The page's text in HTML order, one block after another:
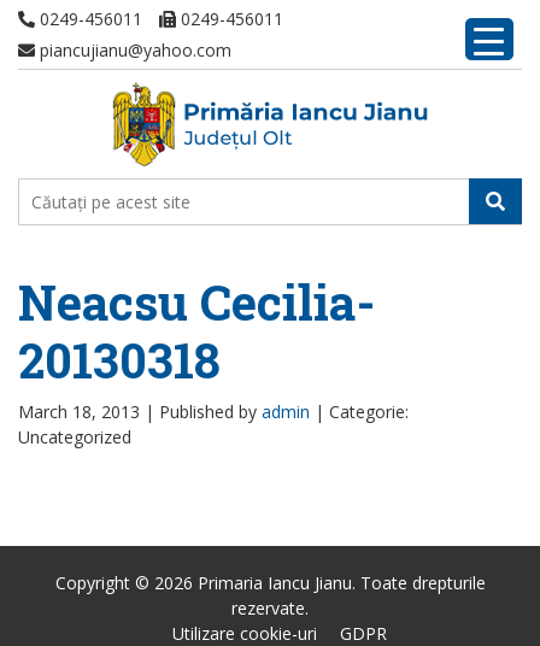
0249-456011
0249-456011
piancujianu@yahoo.com
Neacsu Cecilia-
20130318
March 18, 2013 | Published by admin | Categorie:
Uncategorized
Copyright © 2026 Primaria Iancu Jianu. Toate drepturile
rezervate.
Utilizare cookie-uri
GDPR